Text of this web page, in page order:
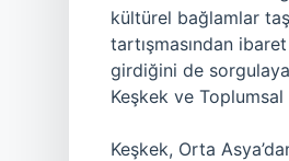
kültürel bağlamlar
tartışmasından
girdiğini de
Keşkek ve Toplumsal
Keşkek, Orta